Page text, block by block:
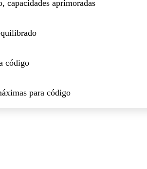
capacidades aprimoradas
código
para código